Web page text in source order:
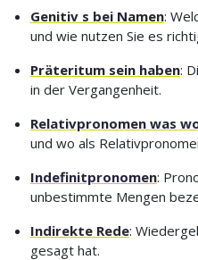
Genitiv s bei Namen:
und wie nutzen Sie es
Präteritum sein haben:
in der Vergangenheit.
Relativpronomen was
und wo als
Indefinitpronomen:
unbestimmte Mengen
Indirekte Rede:
gesagt hat.